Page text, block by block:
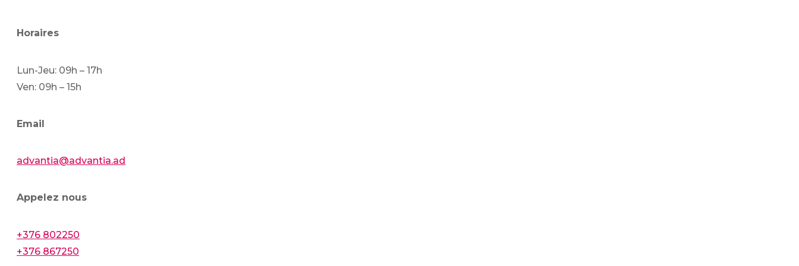
Horaires
Lun-Jeu: 09h – 17h
Ven: 09h – 15h
Email
advantia@advantia.ad
Appelez nous
+376 802250
+376 867250